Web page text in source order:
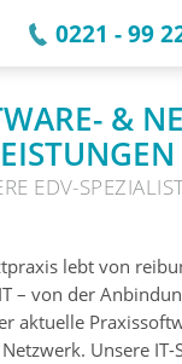
0221 - 99
&
EDV-
lebt von
– von der
aktuelle
Unsere IT-